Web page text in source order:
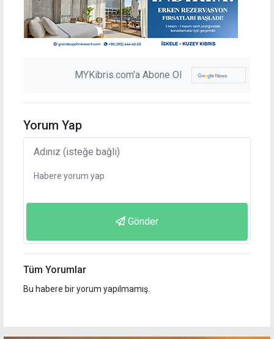
MYKibris.com'a Abone Ol
Yorum Yap
Gönder
Tüm Yorumlar
Bu habere bir yorum yapılmamış.